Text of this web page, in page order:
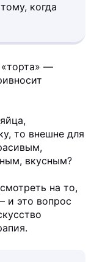
когда
—
то внешне для
вкусным?
на то,
и это вопрос